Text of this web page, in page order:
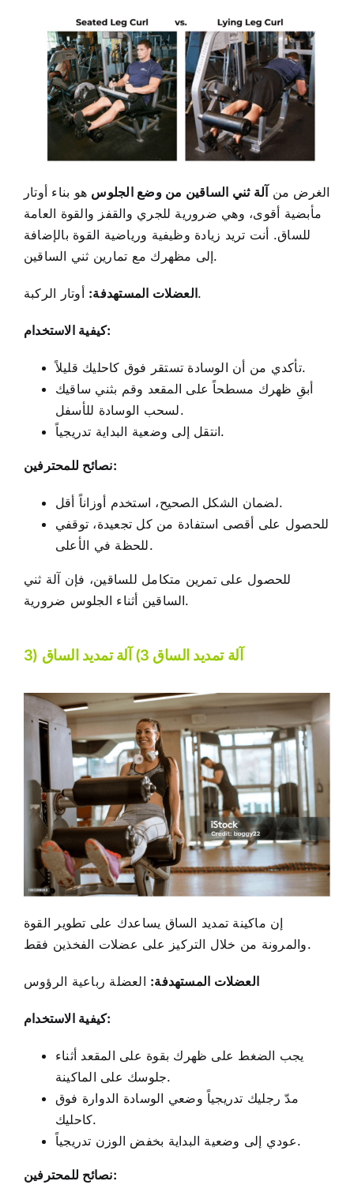
الغرض من آلة ثني الساقين من وضع الجلوس هو بناء أوتار
مأبضية أقوى، وهي ضرورية للجري والقفز والقوة العامة
للساق. أنت تريد زيادة وظيفية ورياضية القوة بالإضافة
إلى مظهرك مع تمارين ثني الساقين.
العضلات المستهدفة:أوتار الركبة.
كيفية الاستخدام:
تأكدي من أن الوسادة تستقر فوق كاحليك قليلاً.
أبقِ ظهرك مسطحاً على المقعد وقم بثني ساقيك
لسحب الوسادة للأسفل.
انتقل إلى وضعية البداية تدريجياً.
نصائح للمحترفين:
لضمان الشكل الصحيح، استخدم أوزاناً أقل.
للحصول على أقصى استفادة من كل تجعيدة، توقفي
للحظة في الأعلى.
للحصول على تمرين متكامل للساقين، فإن آلة ثني
الساقين أثناء الجلوس ضرورية.
3) آلة تمديد الساق 3) آلة تمديد الساق
إن ماكينة تمديد الساق يساعدك على تطوير القوة
والمرونة من خلال التركيز على عضلات الفخذين فقط.
العضلات المستهدفة: العضلة رباعية الرؤوس
كيفية الاستخدام:
يجب الضغط على ظهرك بقوة على المقعد أثناء
جلوسك على الماكينة.
مدّ رجليك تدريجياً وضعي الوسادة الدوارة فوق
كاحليك.
عودي إلى وضعية البداية بخفض الوزن تدريجياً.
نصائح للمحترفين: